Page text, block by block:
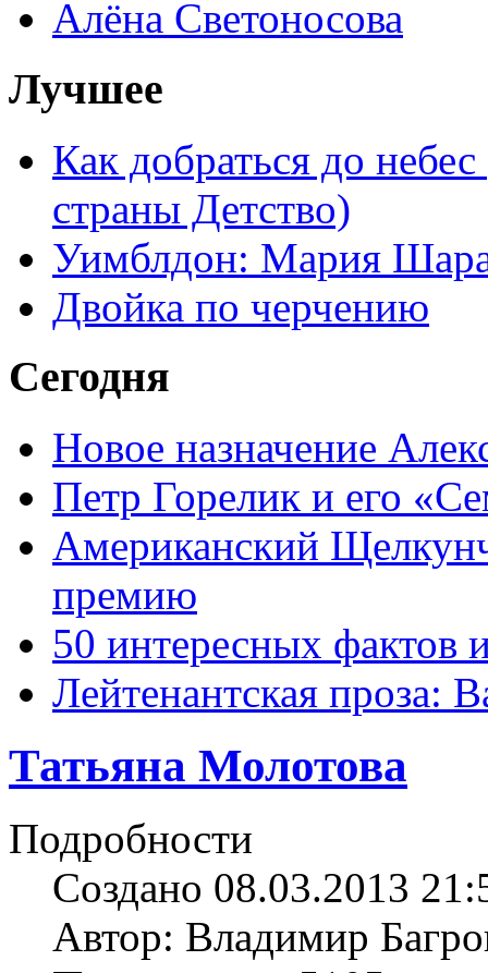
Алёна Светоносова
Лучшее
Как добраться до
страны Детство)
Уимблдон: Мария
Двойка по черчению
Сегодня
Новое назначение
Петр Горелик и его
Американский
премию
50 интересных фактов
Лейтенантская проза:
Татьяна Молотова
Подробности
Создано 08.03.2013
Автор: Владимир